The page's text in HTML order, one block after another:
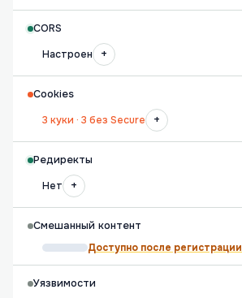
CORS
Настроен
+
Cookies
3 куки · 3 без Secure
+
Редиректы
Нет
+
Смешанный контент
Доступно после регистрации
Уязвимости